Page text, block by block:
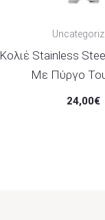
Κολιέ Stainless
Με Πύργο
24,00€